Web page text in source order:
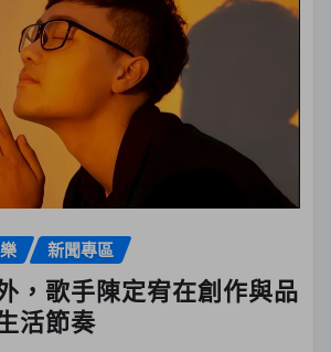
新聞專區
，歌手陳定宥在創作與品
活節奏